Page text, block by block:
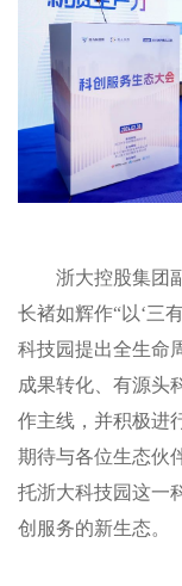
浙大控股集团
长褚如辉作“以‘三
科技园提出全生命
成果转化、有源头
作主线，并积极进
期待与各位生态伙
托浙大科技园这一
创服务的新生态。